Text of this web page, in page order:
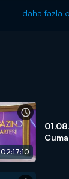
daha fazla
02:17:10